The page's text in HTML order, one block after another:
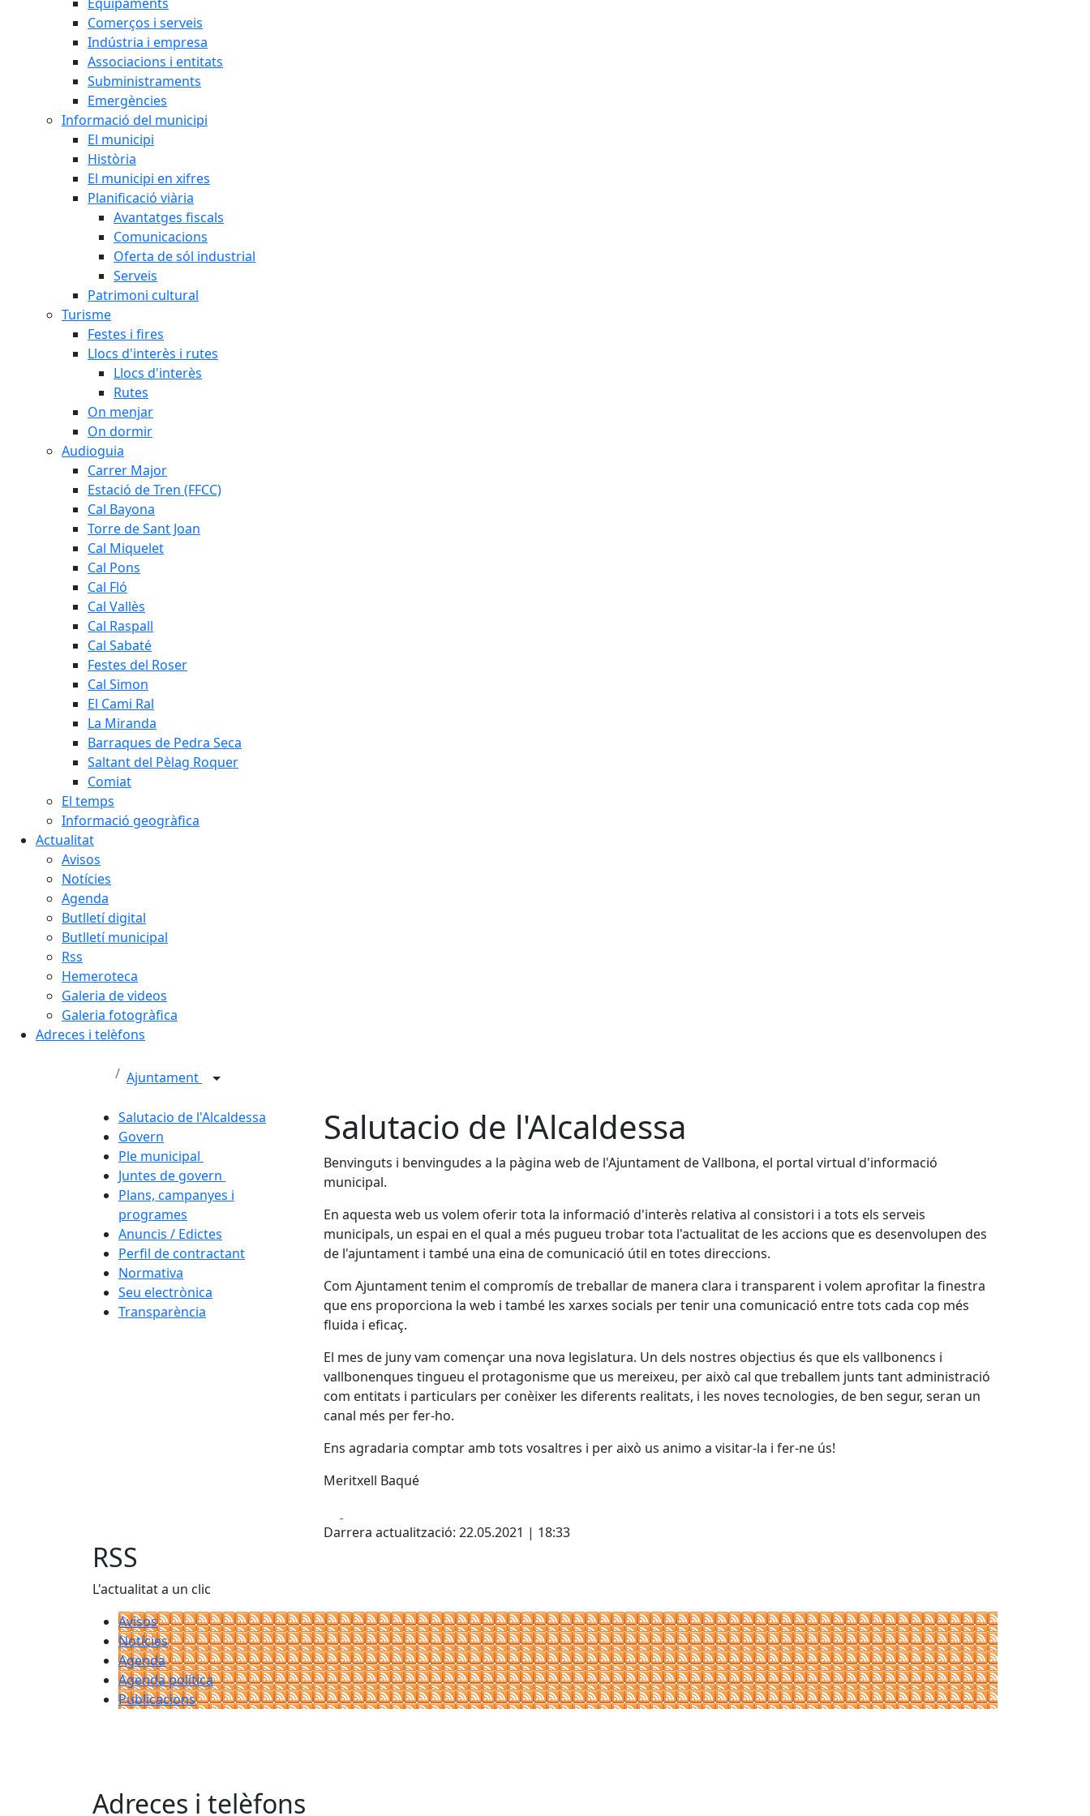
Comerços i serveis
Indústria i empresa
Associacions i entitats
Subministraments
Emergències
Informació del municipi
El municipi
Història
El municipi en xifres
Planificació viària
Avantatges fiscals
Comunicacions
Oferta de sól industrial
Serveis
Patrimoni cultural
Turisme
Festes i fires
Llocs d'interès i rutes
Llocs d'interès
Rutes
On menjar
On dormir
Audioguia
Carrer Major
Estació de Tren (FFCC)
Cal Bayona
Torre de Sant Joan
Cal Miquelet
Cal Pons
Cal Fló
Cal Vallès
Cal Raspall
Cal Sabaté
Festes del Roser
Cal Simon
El Cami Ral
La Miranda
Barraques de Pedra Seca
Saltant del Pèlag Roquer
Comiat
El temps
Informació geogràfica
Actualitat
Avisos
Notícies
Agenda
Butlletí digital
Butlletí municipal
Rss
Hemeroteca
Galeria de videos
Galeria fotogràfica
Adreces i telèfons
Ajuntament
Salutacio de l'Alcaldessa
Govern
Ple municipal
Juntes de govern
Plans, campanyes i
programes
Anuncis / Edictes
Perfil de contractant
Normativa
Seu electrònica
Transparència
Salutacio de l'Alcaldessa
Benvinguts i benvingudes a la pàgina web de l'Ajuntament de Vallbona, el portal virtual d'informació
municipal.
En aquesta web us volem oferir tota la informació d'interès relativa al consistori i a tots els serveis
municipals, un espai en el qual a més pugueu trobar tota l'actualitat de les accions que es desenvolupen des
de l'ajuntament i també una eina de comunicació útil en totes direccions.
Com Ajuntament tenim el compromís de treballar de manera clara i transparent i volem aprofitar la finestra
que ens proporciona la web i també les xarxes socials per tenir una comunicació entre tots cada cop més
fluida i eficaç.
El mes de juny vam començar una nova legislatura. Un dels nostres objectius és que els vallbonencs i
vallbonenques tingueu el protagonisme que us mereixeu, per això cal que treballem junts tant administració
com entitats i particulars per conèixer les diferents realitats, i les noves tecnologies, de ben segur, seran un
canal més per fer-ho.
Ens agradaria comptar amb tots vosaltres i per això us animo a visitar-la i fer-ne ús!
Meritxell Baqué
Darrera actualització: 22.05.2021 | 18:33
RSS
L'actualitat a un clic
Avisos
Notícies
Agenda
Agenda política
Publicacions
Adreces i telèfons